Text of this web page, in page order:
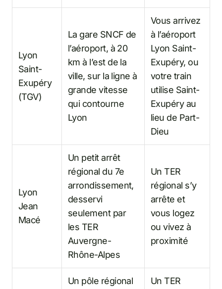
Lyon
Saint-
Exupéry
(TGV)
La gare SNCF de
l’aéroport, à 20
km à l’est de la
ville, sur la ligne à
grande vitesse
qui contourne
Lyon
Vous arrivez
à l’aéroport
Lyon Saint-
Exupéry, ou
votre train
utilise Saint-
Exupéry au
lieu de Part-
Dieu
Lyon
Jean
Macé
Un petit arrêt
régional du 7e
arrondissement,
desservi
seulement par
les TER
Auvergne-
Rhône-Alpes
Un TER
régional s’y
arrête et
vous logez
ou vivez à
proximité
Un pôle régional
Un TER